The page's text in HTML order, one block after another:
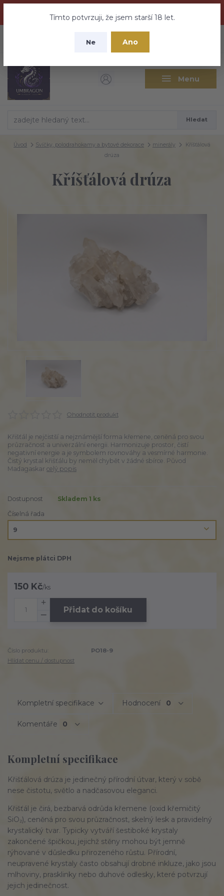
nebuďte vyděšeni zde najdete vše a ještě mnohem víc
Tímto potvrzuji, že jsem starší 18 let.
Ne Ano
Menu
CZK
Hledat
Úvod Svíčky, polodrahokamy a bytové dekorace minerály
Kříšťálová
drúza
Kříšťálová drúza
Ohodnotit produkt
Křišťál je nejčistší a nejznámější forma křemene, ceněná pro svou
průzračnost a univerzální energii. Harmonizuje prostor, čistí
negativní energie a je symbolem rovnováhy a vesmírné harmonie.
Čistý krystal křišťálu by neměl chybět v žádné sbírce. Původ
Madagaskar celý popis
Dostupnost
Skladem 1 ks
Číselná řada
Nejsme plátci DPH
150 Kč/ks
Přidat do košíku
Číslo produktu:
PO18-9
Hlídat cenu / dostupnost
Kompletní specifikace Hodnocení 0
Komentáře 0
Kompletní specifikace
Křišťálová drúza je jedinečný přírodní útvar, který v sobě
nese čistotu, světlo a nadčasovou eleganci.
Křišťál je čirá, bezbarvá odrůda křemene (oxid křemičitý
SiO₂), ceněná pro svou průzračnost, skelný lesk a pravidelný
krystalický tvar. Typicky vytváří šestiboké krystaly
zakončené špičkou, jejichž stěny mohou být jemně
rýhované v důsledku přirozeného růstu. Přírodní,
neupravené krystaly často obsahují drobné inkluze, jako jsou
mlhoviny, prasklinky nebo duhové odlesky, které potvrzují
jejich jedinečnost.